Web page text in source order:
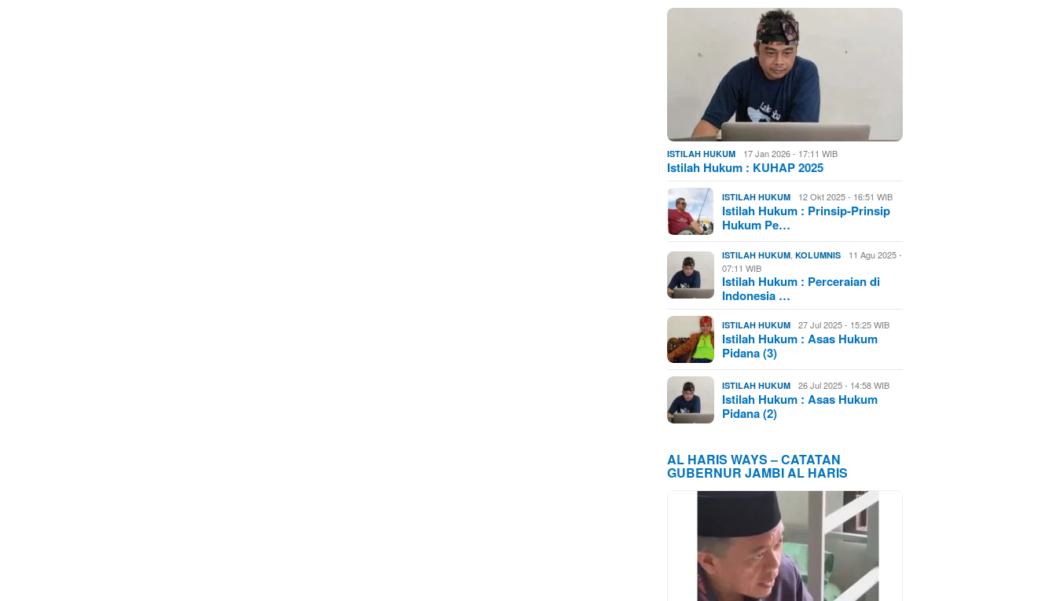
ISTILAH HUKUM 17 Jan 2026 - 17:11 WIB
Istilah Hukum : KUHAP 2025
ISTILAH HUKUM 12 Okt 2025 - 16:51 WIB
Istilah Hukum : Prinsip-Prinsip
Hukum Pe…
ISTILAH HUKUM ,KOLUMNIS
11 Agu 2025 -
07:11 WIB
Istilah Hukum : Perceraian di
Indonesia …
ISTILAH HUKUM 27 Jul 2025 - 15:25 WIB
Istilah Hukum : Asas Hukum
Pidana (3)
ISTILAH HUKUM 26 Jul 2025 - 14:58 WIB
Istilah Hukum : Asas Hukum
Pidana (2)
AL HARIS WAYS – CATATAN
GUBERNUR JAMBI AL HARIS